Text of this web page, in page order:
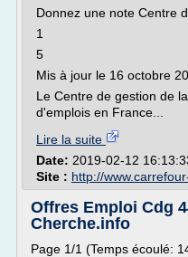
Donnez une note Centre
1
5
Mis à jour le 16 octobre
Le Centre de gestion de
d'emplois en France...
Lire la suite
Date: 2019-02-12
Site : http://
Offres Emploi Cdg
Cherche.info
Page 1/1 (Temps écoulé: